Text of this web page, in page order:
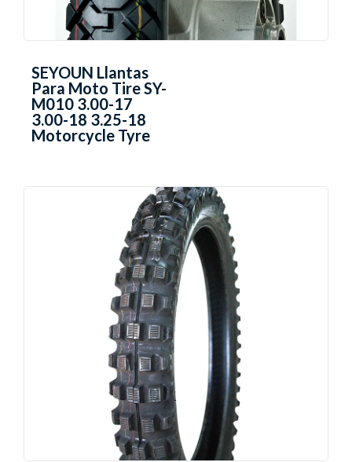
SEYOUN Llantas
Para Moto Tire SY-
M010 3.00-17
3.00-18 3.25-18
Motorcycle Tyre